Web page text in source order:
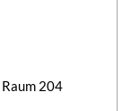
204